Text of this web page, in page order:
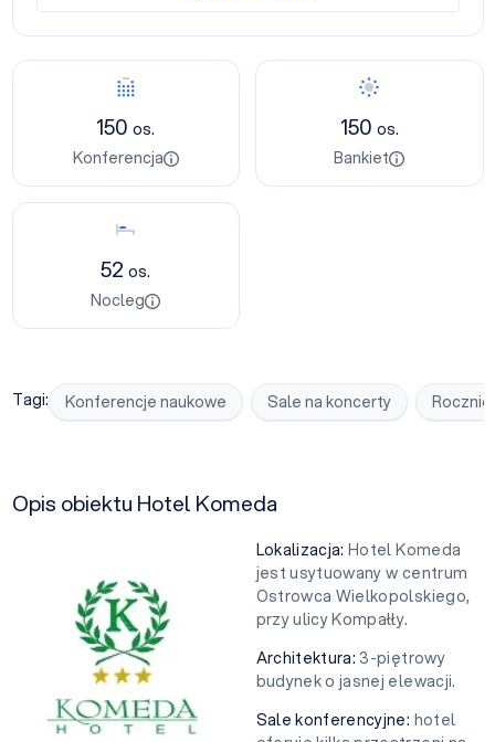
Konferencja
150os.
Konferencja
Bankiet
150 os.
Bankiet
Nocleg
52os.
Nocleg
Tagi: Konferencje naukowe Sale na koncerty
Opis obiektu Hotel Komeda
Lokalizacja: Hotel Komeda
jest usytuowany w centrum
Ostrowca Wielkopolskiego,
przy ulicy Kompałły.
Architektura: 3-piętrowy
budynek o jasnej elewacji.
Sale konferencyjne: hotel